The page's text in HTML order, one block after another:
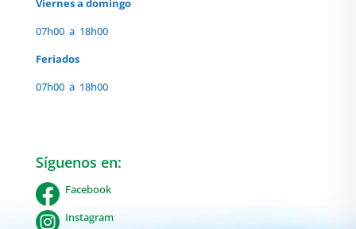
Viernes a domingo
07h00 a 18h00
Feriados
07h00 a 18h00
Síguenos en:
Facebook
Instagram